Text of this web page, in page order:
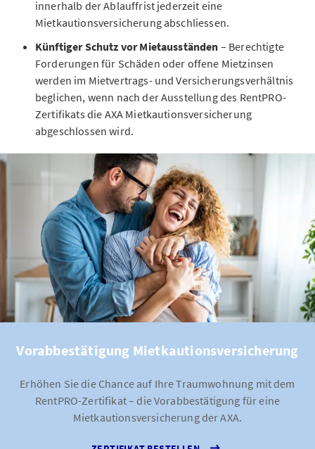
innerhalb der Ablauffrist jederzeit eine
Mietkautionsversicherung abschliessen.
Künftiger Schutz vor Mietausständen – Berechtigte
Forderungen für Schäden oder offene Mietzinsen
werden im Mietvertrags- und Versicherungsverhältnis
beglichen, wenn nach der Ausstellung des RentPRO-
Zertifikats die AXA Mietkautionsversicherung
abgeschlossen wird.
Vorabbestätigung Mietkautionsversicherung
Erhöhen Sie die Chance auf Ihre Traumwohnung mit dem
RentPRO-Zertifikat – die Vorabbestätigung für eine
Mietkautionsversicherung der AXA.